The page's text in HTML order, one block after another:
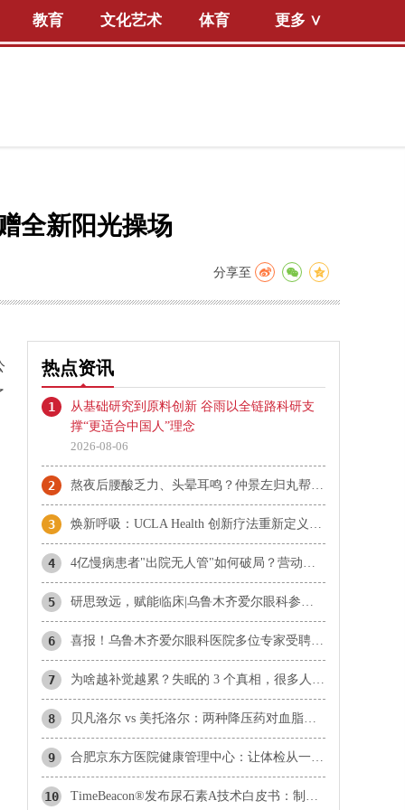
教育 文化艺术 体育 更多 ∨
全新阳光操场
分享至
热点资讯
1
从基础研究到原料创新 谷雨以全链路科研支
撑“更适合中国人”理念
2026-08-06
2 熬夜后腰酸乏力、头晕耳鸣？仲景左归丸帮你补回透支的肾阴
3 焕新呼吸：UCLA Health 创新疗法重新定义肺癌治疗
4 4亿慢病患者"出院无人管"如何破局？营动智能发布院外数智化慢病管理白皮书
5 研思致远，赋能临床|乌鲁木齐爱尔眼科参与眼科医师分会学术交流
6 ​喜报！乌鲁木齐爱尔眼科医院多位专家受聘乌鲁木齐市科协科技智库专家
7 为啥越补觉越累？失眠的 3 个真相，很多人第一个就搞错了
8 贝凡洛尔 vs 美托洛尔：两种降压药对血脂影响不同，136人临床研究数据解读
9 合肥京东方医院健康管理中心：让体检从一份报告变成终身管理
10 TimeBeacon®发布尿石素A技术白皮书：制剂创新或成膳食补充剂行业新突破口